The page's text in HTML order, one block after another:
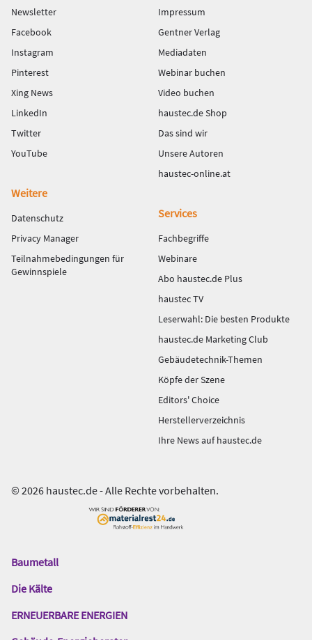
Newsletter
Facebook
Instagram
Pinterest
Xing News
LinkedIn
Twitter
YouTube
Impressum
Gentner Verlag
Mediadaten
Webinar buchen
Video buchen
haustec.de Shop
Das sind wir
Unsere Autoren
haustec-online.at
Weitere
Datenschutz
Privacy Manager
Teilnahmebedingungen für
Gewinnspiele
Services
Fachbegriffe
Webinare
Abo haustec.de Plus
haustec TV
Leserwahl: Die besten Produkte
haustec.de Marketing Club
Gebäudetechnik-Themen
Köpfe der Szene
Editors' Choice
Herstellerverzeichnis
Ihre News auf haustec.de
© 2026 haustec.de - Alle Rechte vorbehalten.
Das
Gentner
Baumetall
Die Kälte
ERNEUERBARE ENERGIEN